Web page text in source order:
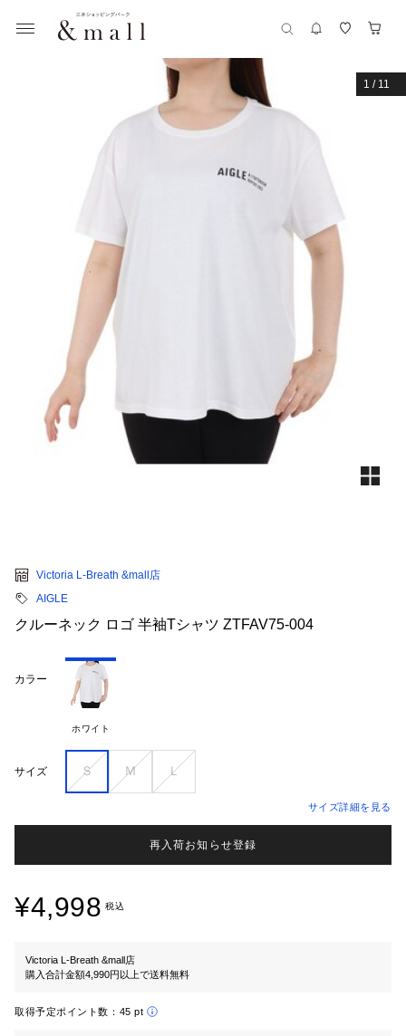
1 / 11
Victoria L-Breath &mall店
AIGLE
クルーネック ロゴ 半袖Tシャツ ZTFAV75-004
カラー
ホワイト
サイズ Ｓ Ｍ Ｌ
サイズ詳細を見る
再入荷お知らせ登録
¥4,998 税込
Victoria L-Breath &mall店
購入合計金額4,990円以上で送料無料
取得予定ポイント数： 45 pt